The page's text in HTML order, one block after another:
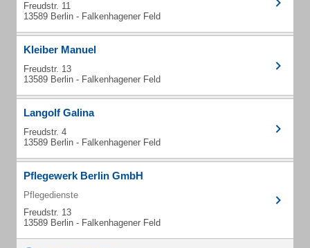
Freudstr. 11
13589 Berlin - Falkenhagener Feld
Kleiber Manuel
Freudstr. 13
13589 Berlin - Falkenhagener Feld
Langolf Galina
Freudstr. 4
13589 Berlin - Falkenhagener Feld
Pflegewerk Berlin GmbH
Pflegedienste
Freudstr. 13
13589 Berlin - Falkenhagener Feld